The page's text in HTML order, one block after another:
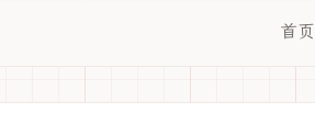
首页